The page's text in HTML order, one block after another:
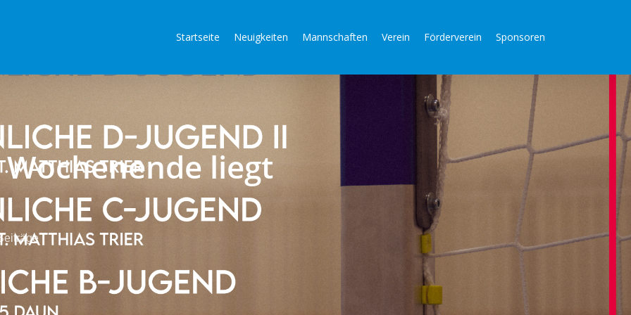
Startseite Neuigkeiten Mannschaften Verein Förderverein Sponsoren
liegt